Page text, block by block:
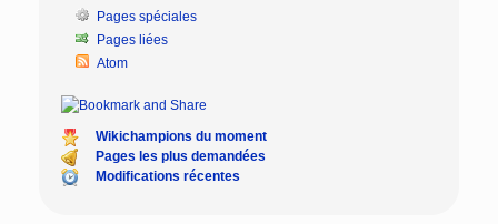
Pages spéciales
Pages liées
Atom
Wikichampions du moment
Pages les plus demandées
Modifications récentes